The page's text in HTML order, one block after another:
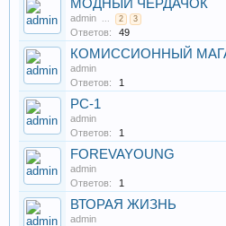
МОДНЫЙ ЧЕРДАЧОК
admin ... 2 3
Ответов: 49
КОМИССИОННЫЙ
admin
Ответов:
1
РС-1
admin
Ответов:
1
FOREVAYOUNG
admin
Ответов:
1
ВТОРАЯ ЖИЗНЬ
admin